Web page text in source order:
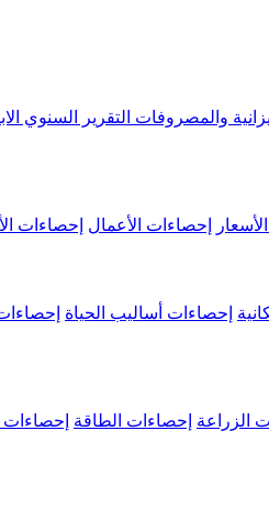
والمصروفات التقرير السنوي
إحصاءات الأعمال إحصاءات
إحصاءات أساليب الحياة
الزراعة إحصاءات الطاقة إحصاءات